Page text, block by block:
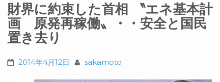
財界に約束した首相 〝エネ基本計
画 原発再稼働〟・・安全と国民
置き去り
2014年4月12日 sakamoto